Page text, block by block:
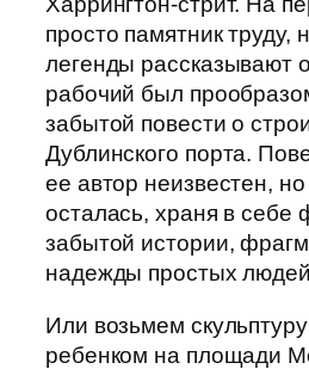
просто памятник труду,
легенды рассказывают
рабочий был
забытой повести о
Дублинского порта.
ее автор неизвестен, но
осталась, храня в себе
забытой истории,
надежды простых
Или возьмем
ребенком на площади